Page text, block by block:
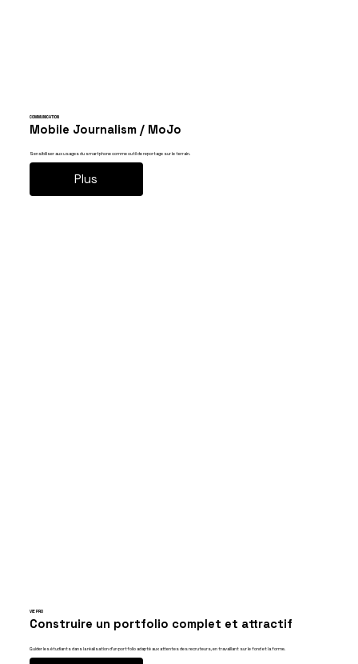
COMMUNICATION
Mobile Journalism / MoJo
Sensibiliser aux usages du smartphone comme outil de reportage sur le terrain.
Plus
VIE PRO
Construire un portfolio complet et attractif
Guider les étudiants dans la réalisation d’un portfolio adapté aux attentes des recruteurs, en travaillant sur le fond et la forme.